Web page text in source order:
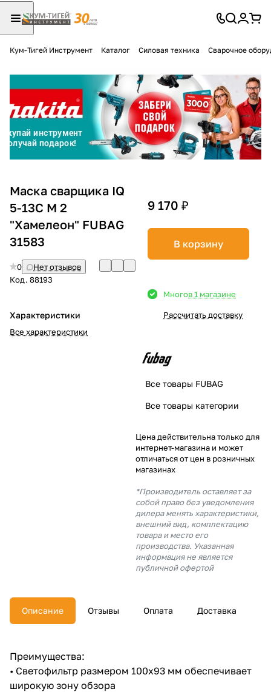
Кум-Тигей Инструмент Каталог Силовая техника Сварочное
Маска сварщика IQ
5-13C M 2
"Хамелеон" FUBAG
31583
0
Нет отзывов
Код. 88193
Характеристики
Все характеристики
9 170 ₽
В корзину
Многов 1 магазине
Рассчитать доставку
Все товары FUBAG
Все товары категории
Цена действительна только для
интернет-магазина и может
отличаться от цен в розничных
магазинах
*Производитель оставляет за
собой право без уведомления
дилера менять характеристики,
внешний вид, комплектацию
товара и место его
производства. Указанная
информация не является
публичной офертой
Описание Отзывы Оплата Доставка
Преимущества:
• Светофильтр размером 100х93 мм обеспечивает
широкую зону обзора
Разбейте
оплатуна части
без переплат
График платежей
Сегодня
25%
% картой любого банка
% будут
с вашей карты
недели